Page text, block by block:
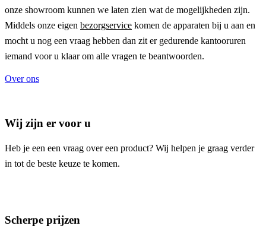
onze showroom kunnen we laten zien wat de mogelijkheden zijn.
Middels onze eigen bezorgservice komen de apparaten bij u aan en
mocht u nog een vraag hebben dan zit er gedurende kantooruren
iemand voor u klaar om alle vragen te beantwoorden.
Over ons
Wij zijn er voor u
Heb je een een vraag over een product? Wij helpen je graag verder
in tot de beste keuze te komen.
Scherpe prijzen